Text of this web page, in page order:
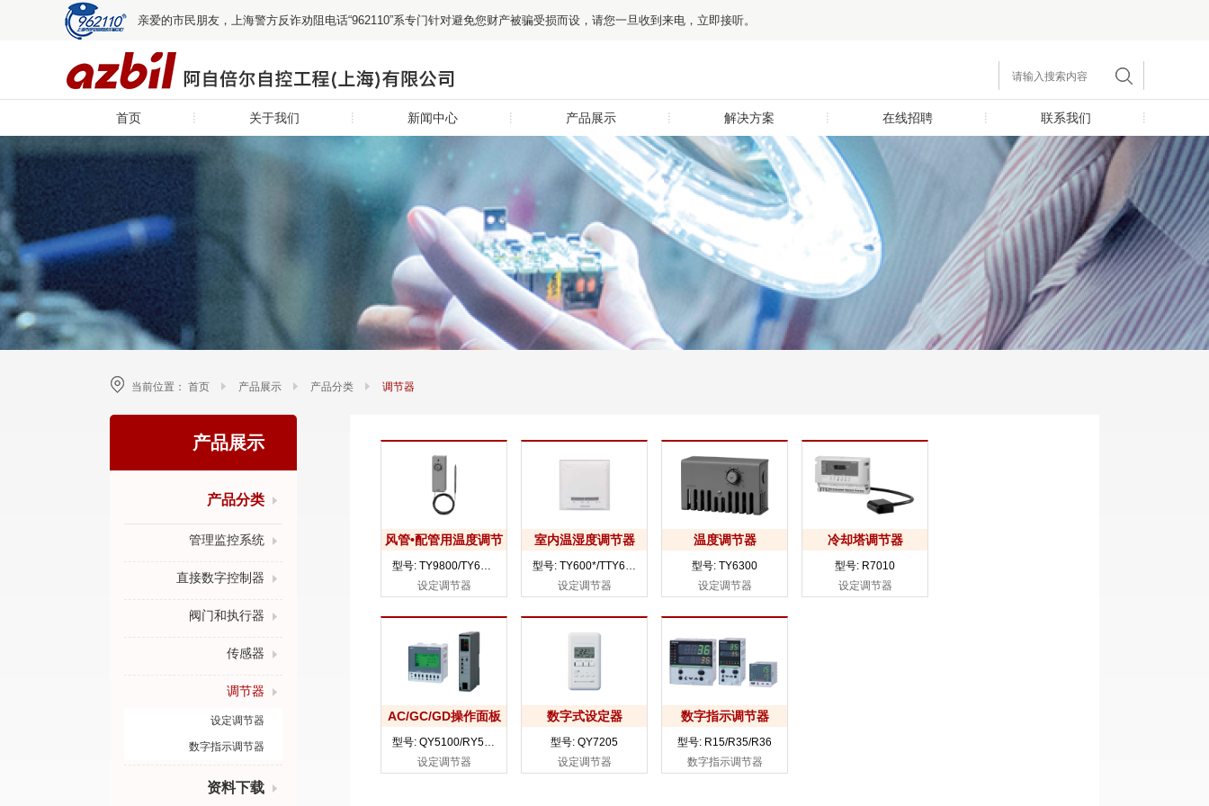
亲爱的市民朋友，上海警方反诈劝阻电话“962110”系专门针对避免您财产被骗受损而设，请您一旦收到来电，立即接听。
首页 关于我们 新闻中心 产品展示 解决方案 在线招聘 联系我们
当前位置： 首页 产品展示 产品分类 调节器
产品展示
产品分类
管理监控系统
直接数字控制器
阀门和执行器
传感器
调节器
设定调节器
数字指示调节器
资料下载
风管•配管用温度调节
器
型号: TY9800/TY6800 /TTY6800
设定调节器
室内温湿度调节器
型号: TY600*/TTY6023 /TY900*/HY6000
设定调节器
温度调节器
型号: TY6300
设定调节器
冷却塔调节器
型号: R7010
设定调节器
AC/GC/GD操作面板
型号: QY5100/RY5001Q
设定调节器
数字式设定器
型号: QY7205
设定调节器
数字指示调节器
型号: R15/R35/R36
数字指示调节器